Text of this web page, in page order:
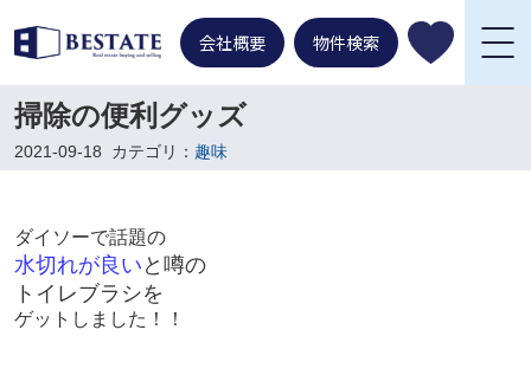
会社概要 物件検索
掃除の便利グッズ
2021-09-18 カテゴリ： 趣味
ダイソーで話題の
水切れが良い と噂の
トイレブラシを
ゲットしました！！